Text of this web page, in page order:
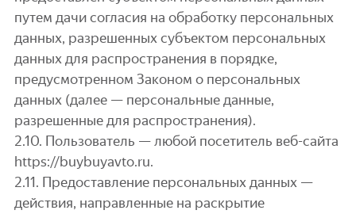
путем дачи согласия на обработку персональных
данных, разрешенных субъектом персональных
данных для распространения в порядке,
предусмотренном Законом о персональных
данных (далее — персональные данные,
разрешенные для распространения).
2.10. Пользователь — любой посетитель веб-сайта
https://buybuyavto.ru.
2.11. Предоставление персональных данных —
действия, направленные на раскрытие